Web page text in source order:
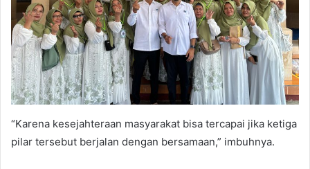
“Karena kesejahteraan masyarakat bisa tercapai jika ketiga
pilar tersebut berjalan dengan bersamaan,” imbuhnya.